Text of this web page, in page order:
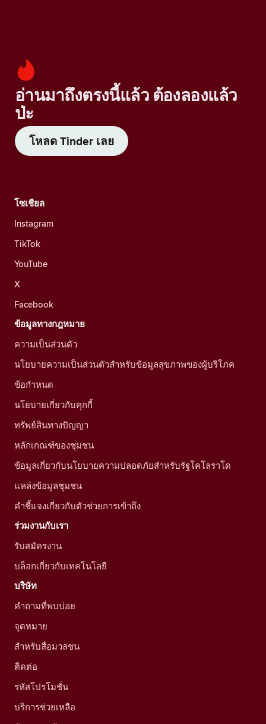
อ่านมาถึงตรงนี้แล้ว ต้องลองแล้ว
ป่ะ
โหลด Tinder เลย
โซเชียล
Instagram
TikTok
YouTube
X
Facebook
ข้อมูลทางกฎหมาย
ความเป็นส่วนตัว
นโยบายความเป็นส่วนตัวสำหรับข้อมูลสุขภาพของผู้บริโภค
ข้อกำหนด
นโยบายเกี่ยวกับคุกกี้
ทรัพย์สินทางปัญญา
หลักเกณฑ์ของชุมชน
ข้อมูลเกี่ยวกับนโยบายความปลอดภัยสำหรับรัฐโคโลราโด
แหล่งข้อมูลชุมชน
คำชี้แจงเกี่ยวกับตัวช่วยการเข้าถึง
ร่วมงานกับเรา
รับสมัครงาน
บล็อกเกี่ยวกับเทคโนโลยี
บริษัท
คำถามที่พบบ่อย
จุดหมาย
สำหรับสื่อมวลชน
ติดต่อ
รหัสโปรโมชั่น
บริการช่วยเหลือ